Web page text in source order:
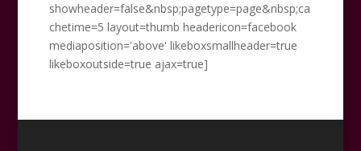
showheader=false&nbsp;pagetype=page&nbsp;ca
chetime=5 layout=thumb headericon=facebook
mediaposition='above' likeboxsmallheader=true
likeboxoutside=true ajax=true]